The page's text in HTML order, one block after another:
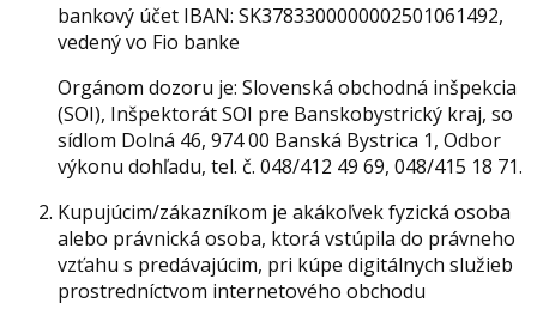
bankový účet IBAN: SK3783300000002501061492,
vedený vo Fio banke
Orgánom dozoru je: Slovenská obchodná inšpekcia
(SOI), Inšpektorát SOI pre Banskobystrický kraj, so
sídlom Dolná 46, 974 00 Banská Bystrica 1, Odbor
výkonu dohľadu, tel. č. 048/412 49 69, 048/415 18 71.
Kupujúcim/zákazníkom je akákoľvek fyzická osoba
alebo právnická osoba, ktorá vstúpila do právneho
vzťahu s predávajúcim, pri kúpe digitálnych služieb
prostredníctvom internetového obchodu